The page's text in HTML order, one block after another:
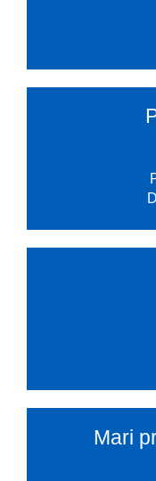
Mari